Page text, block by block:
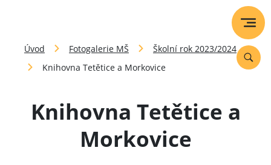
Úvod Fotogalerie MŠ
Školní rok 2023/2024
Knihovna Tetětice a Morkovice
Knihovna Tetětice a
Morkovice